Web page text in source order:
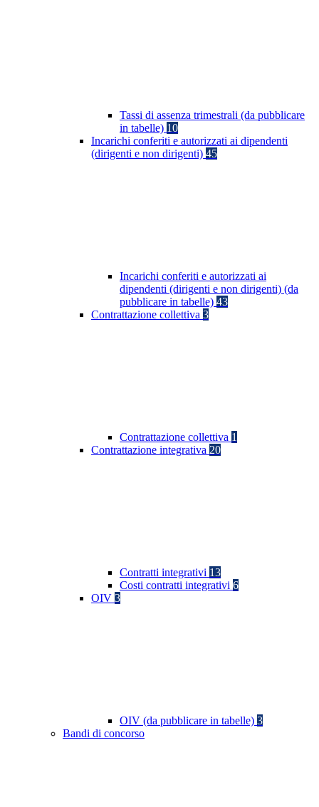
Tassi di assenza trimestrali (da pubblicare
in tabelle) 10
Incarichi conferiti e autorizzati ai dipendenti
(dirigenti e non dirigenti) 45
Incarichi conferiti e autorizzati ai
dipendenti (dirigenti e non dirigenti) (da
pubblicare in tabelle) 43
Contrattazione collettiva 3
Contrattazione collettiva 1
Contrattazione integrativa 20
Contratti integrativi 13
Costi contratti integrativi 6
OIV 3
OIV (da pubblicare in tabelle) 3
Bandi di concorso